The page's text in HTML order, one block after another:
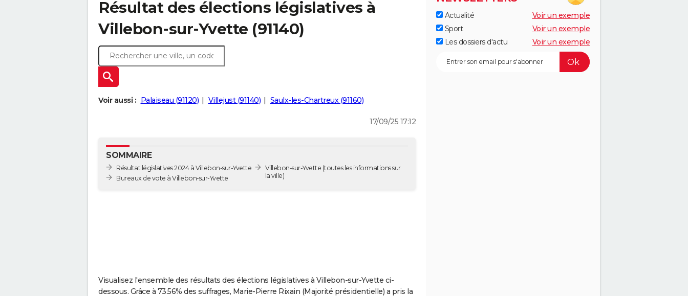
Résultat des élections législatives à
Villebon-sur-Yvette (91140)
Voir aussi : Palaiseau (91120) Villejust (91140) Saulx-les-Chartreux (91160)
17/09/25 17:12
SOMMAIRE
Résultat législatives 2024 à Villebon-sur-Yvette
Bureaux de vote à Villebon-sur-Yvette
Villebon-sur-Yvette (toutes les informations sur
la ville)
Visualisez l'ensemble des résultats des élections législatives à Villebon-sur-Yvette ci-
dessous. Grâce à 73.56% des suffrages, Marie-Pierre Rixain (Majorité présidentielle) a pris la
Actualité
Voir un exemple
Sport
Voir un exemple
Les dossiers d'actu
Voir un exemple